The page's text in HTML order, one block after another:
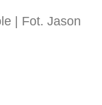
| Fot. Jason